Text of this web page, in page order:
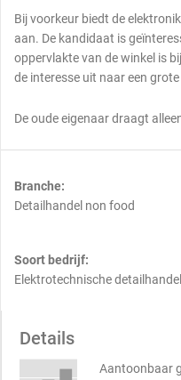
Bij voorkeur biedt de
aan. De kandidaat is
oppervlakte van de winkel is
de interesse uit naar een
De oude eigenaar draagt
Branche:
Detailhandel non food
Soort bedrijf:
Elektrotechnische detailhandel
Details
Aantoonbaar